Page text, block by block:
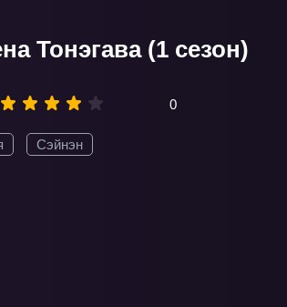
Тонэгава (1 сезон)
0
Сэйнэн